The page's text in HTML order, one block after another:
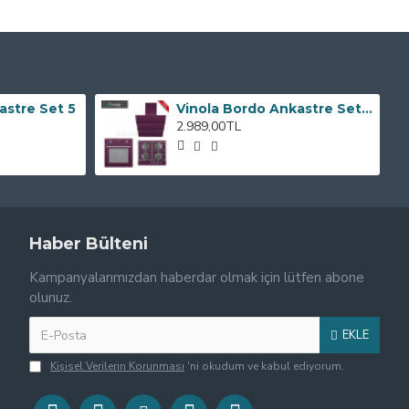
Set 5 Vinola Bordo Ankastre Set -- YENi --
2.989,00TL
Haber Bülteni
Kampanyalarımızdan haberdar olmak için lütfen abone
olunuz.
EKLE
Kişisel Verilerin Korunması 'ni okudum ve kabul ediyorum.